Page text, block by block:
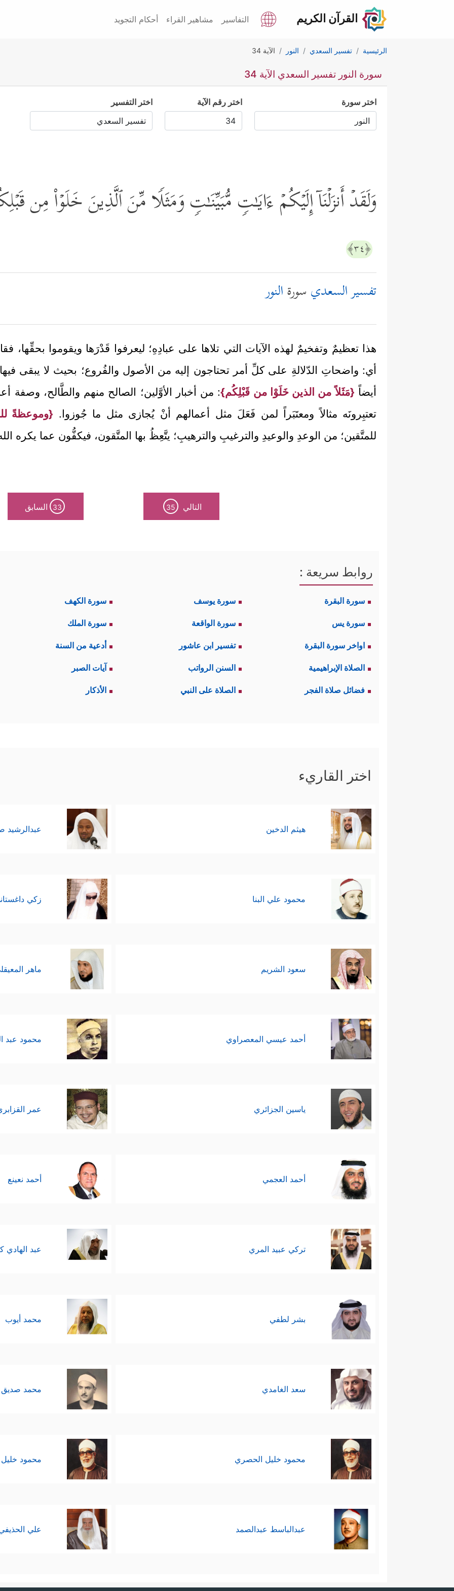
القرآن الكريم التفاسير مشاهير القراء أحكام التجويد
الرئيسية تفسير السعدي النور الآية 34
سورة النور تفسير السعدي الآية 34
اختر سورة اختر رقم الآية اختر التفسير
وَلَقَدۡ أَنزَلۡنَاۤ إِلَیۡكُمۡ ءَایَـٰتࣲ مُّبَیِّنَـٰتࣲ وَمَثَلࣰا مِّنَ ٱلَّذِینَ خَلَوۡاْ مِن
﴿٣٤﴾
تفسير السعدي سورةالنور
هذا تعظيمٌ وتفخيمٌ لهذه الآيات التي تلاها على عبادِهِ؛ ليعرفوا قَدْرَها ويقوموا بحقِّها،
أي: واضحاتِ الدّلالةِ على كلِّ أمر تحتاجون إليه من الأصول والفُروع؛ بحيث لا يبقى
أيضاً {مَثَلاً من الذين خَلَوْا من قَبْلِكُم}: من أخبار الأوَّلين؛ الصالح منهم والطَّالح، وصفة
تعتبِرونَه مثالاً ومعتَبَراً لمن فَعَلَ مثل أعمالهم أنْ يُجازى مثل ما جُوزوا. {وموعظةً
للمتَّقين؛ من الوعدِ والوعيدِ والترغيبِ والترهيبِ؛ يتَّعِظُ بها المتَّقون، فيكفُّون عما يكره
التالي 35
33 السابق
روابط سريعة :
سورة البقرة سورة يوسف سورة الكهف
سورة يس سورة الواقعة سورة الملك
اواخر سورة البقرة تفسير ابن عاشور أدعية من السنة
الصلاة الإبراهيمية السنن الرواتب آيات الصبر
فضائل صلاة الفجر الصلاة على النبي الأذكار
اختر القاريء
هيثم الدخين عبدالرشيد
محمود علي البنا زكي
سعود الشريم ماهر
أحمد عيسي المعصراوي محمود عبد
ياسين الجزائري عمر
أحمد العجمي أحمد نعينع
تركي عبيد المري عبد الهادي
بشر لطفي محمد أيوب
سعد الغامدي محمد صديق
محمود خليل الحصري محمود
عبدالباسط عبدالصمد علي